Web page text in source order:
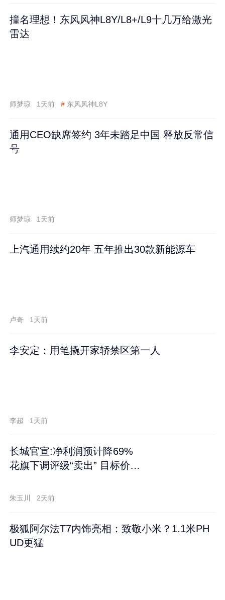
撞名理想！东风风神L8Y/L8+/L9十几万给激光
雷达
师梦琼 1天前 # 东风风神L8Y
通用CEO缺席签约 3年未踏足中国 释放反常信
号
师梦琼 1天前
上汽通用续约20年 五年推出30款新能源车
卢奇 1天前
李安定：用笔撬开家轿禁区第一人
李超 1天前
长城官宣:净利润预计降69%
花旗下调评级“卖出” 目标价再
朱玉川 2天前
极狐阿尔法T7内饰亮相：致敬小米？1.1米PH
UD更猛